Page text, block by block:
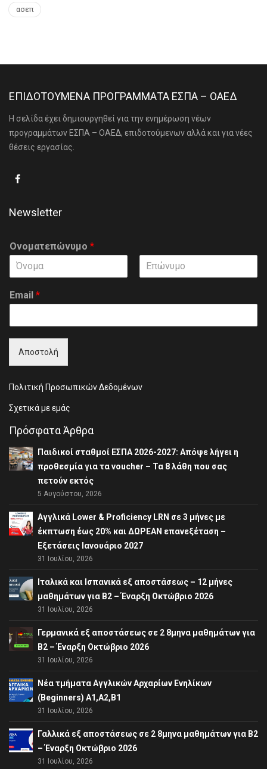
ασεπ
ΕΠΙΔΟΤΟΥΜΕΝΑ ΠΡΟΓΡΑΜΜΑΤΑ ΕΣΠΑ – ΟΑΕΔ
Η σελίδα έχει δημιουργηθεί για την ενημέρωση νέων
προγραμμάτων ΕΣΠΑ – ΟΑΕΔ, επιδοτούμενων αλλά και για νέες
θέσεις εργασίας.
Newsletter
Ονοματεπώνυμο *
i
rEmail *
Αποστολή
Πολιτική Προσωπικών Δεδομένων
Σχετικά με εμάς
Πρόσφατα Άρθρα
Παιδικοί σταθμοί ΕΣΠΑ 2026-2027: Απόψε λήγει η
προθεσμία για τα voucher – Τα 8 λάθη που σας
πετούν εκτός
5 Αυγούστου, 2026
Αγγλικά Lower & Proficiency LRN σε 3 μήνες με
έκπτωση έως 20% και ΔΩΡΕΑΝ επανεξέταση –
Εξετάσεις Ιανουάριο 2027
31 Ιουλίου, 2026
Ιταλικά και Ισπανικά εξ αποστάσεως – 12 μήνες
μαθημάτων για B2 – Έναρξη Οκτώβριο 2026
31 Ιουλίου, 2026
Γερμανικά εξ αποστάσεως σε 2 8μηνα μαθημάτων για
Β2 – Έναρξη Οκτώβριο 2026
31 Ιουλίου, 2026
Νέα τμήματα Αγγλικών Αρχαρίων Ενηλίκων
(Beginners) A1,A2,B1
31 Ιουλίου, 2026
Γαλλικά εξ αποστάσεως σε 2 8μηνα μαθημάτων για Β2
– Έναρξη Οκτώβριο 2026
31 Ιουλίου, 2026